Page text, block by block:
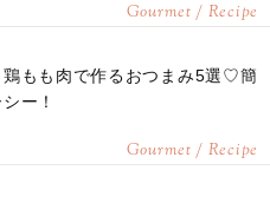
Gourmet / Recipe
もも肉で作るおつまみ5選♡簡
ー！
Gourmet / Recipe